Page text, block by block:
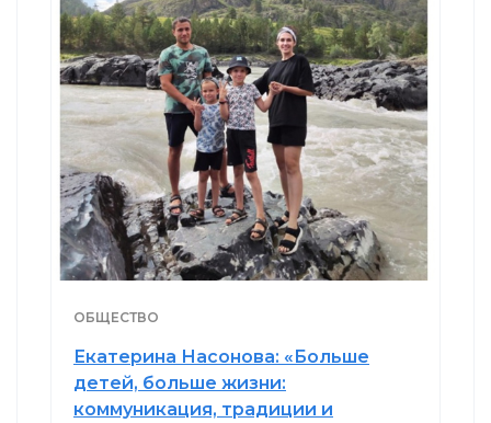
ОБЩЕСТВО
Екатерина Насонова: «Больше
детей, больше жизни:
коммуникация, традиции и